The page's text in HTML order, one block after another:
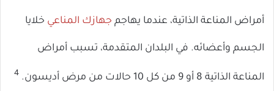
أمراض المناعة الذاتية، عندما يهاجم جهازك المناعي خلايا
الجسم وأعضائه. في البلدان المتقدمة، تسبب أمراض
المناعة الذاتية 8 أو 9 من كل 10 حالات من مرض أديسون. 4